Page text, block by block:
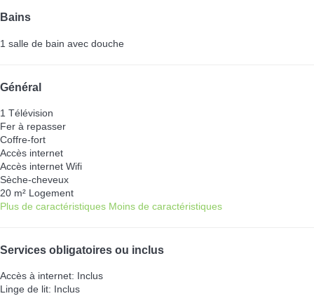
Bains
1 salle de bain avec douche
Général
1 Télévision
Fer à repasser
Coffre-fort
Accès internet
Accès internet Wifi
Sèche-cheveux
20 m² Logement
Plus de caractéristiques Moins de caractéristiques
Services obligatoires ou inclus
Accès à internet: Inclus
Linge de lit: Inclus